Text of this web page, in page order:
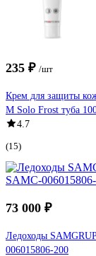
235 ₽ /шт
Крем для защиты
M Solo Frost туба
4.7
(15)
73 000 ₽
Ледоходы
006015806-200